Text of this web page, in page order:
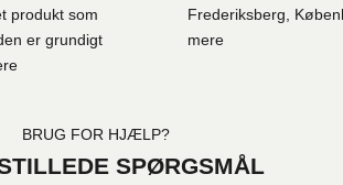
produkt som
er grundigt
Frederiksberg,
mere
BRUG FOR HJÆLP?
SPØRGSMÅL